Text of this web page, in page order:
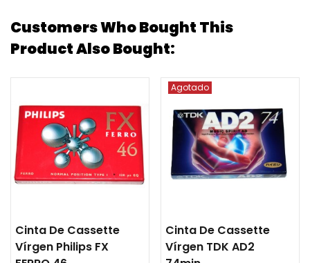
Customers Who Bought This
Product Also Bought:
Cinta De Cassette
Vírgen Philips FX
Agotado
Cinta De Cassette
Vírgen TDK AD2